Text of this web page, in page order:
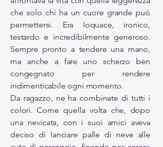
che solo chi ha un cuore grande può
permettersi. Era loquace, ironico,
testardo e incredibilmente generoso.
Sempre pronto a tendere una mano,
ma anche a fare uno scherzo ben
congegnato per rendere
indimenticabile ogni momento.
Da ragazzo, ne ha combinate di tutti i
colori. Come quella volta che, dopo
una nevicata, con i suoi amici aveva
deciso di lanciare palle di neve alle